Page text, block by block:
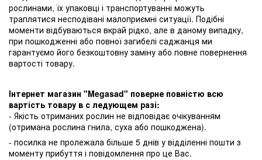
рослинами, їх упаковці і транспортуванні можуть
траплятися несподівані малоприємні ситуації. Подібні
моменти відбуваються вкрай рідко, але в даному випадку,
при пошкодженні або повної загибелі саджанця ми
гарантуємо його безкоштовну заміну або повне повернення
вартості товару.
Інтернет магазин "Megasad" поверне повністю всю
вартість товару в с ледующем разі:
- Якість отриманих рослин не відповідає очікуванням
(отримана рослина гнила, суха або пошкоджена).
- посилка не пролежала більше 5 днів у відділенні пошти з
моменту прибуття і повідомлення про це Вас.